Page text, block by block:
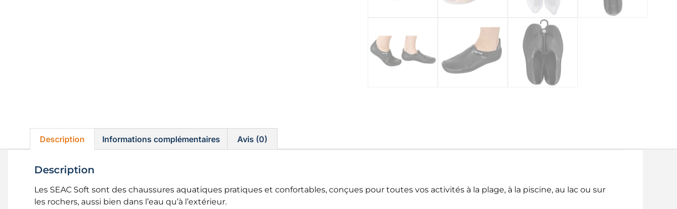
Description Informations complémentaires Avis (0)
Description
Les SEAC Soft sont des chaussures aquatiques pratiques et confortables, conçues pour toutes vos activités à la plage, à la piscine, au lac ou sur
les rochers, aussi bien dans l’eau qu’à l’extérieur.